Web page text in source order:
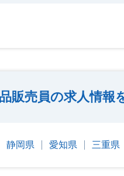
販売員の求人情報
静岡県 愛知県 三重県